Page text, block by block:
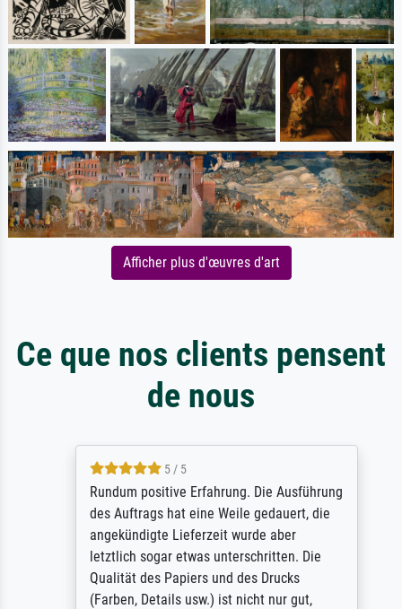
Afficher plus d'œuvres d'art
Ce que nos clients pensent
de nous
5 / 5
Rundum positive Erfahrung. Die Ausführung
des Auftrags hat eine Weile gedauert, die
angekündigte Lieferzeit wurde aber
letztlich sogar etwas unterschritten. Die
Qualität des Papiers und des Drucks
(Farben, Details usw.) ist nicht nur gut,